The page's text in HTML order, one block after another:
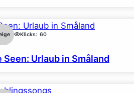
Klicks: 60
Urlaub in Småland